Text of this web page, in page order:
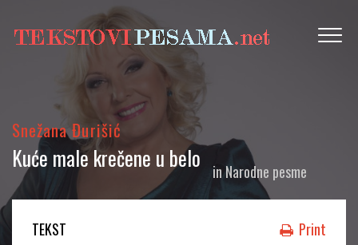
Snežana Đurišić
Kuće male krečene u belo inNarodne pesme
TEKST Print